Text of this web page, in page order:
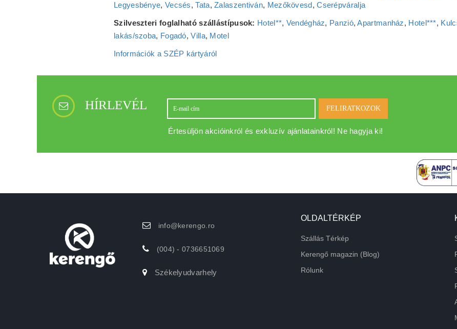
Legyesbénye, Vecsés,Tata,Zalaszentiván, Mezőkövesd,Cserépváralja
Szilveszteri foglalható szállástípusok: Hotel**, Vendégház, Panzió,Apartmanház, Hotel***,
lakás/szoba, Fogadó,Villa, Motel
Információk a SZÉP kártyáról
HÍRLEVÉL FELIRATKOZOK
Értesüljön akcióinkról és exkluzív ajánlatainkról! Ne hagyja ki!
info@kerengo.ro
(004) - 0736651069
Székelyudvarhely
OLDALTÉRKÉP
Szállás Térkép
Kerengő magazin (Blog)
Rólunk